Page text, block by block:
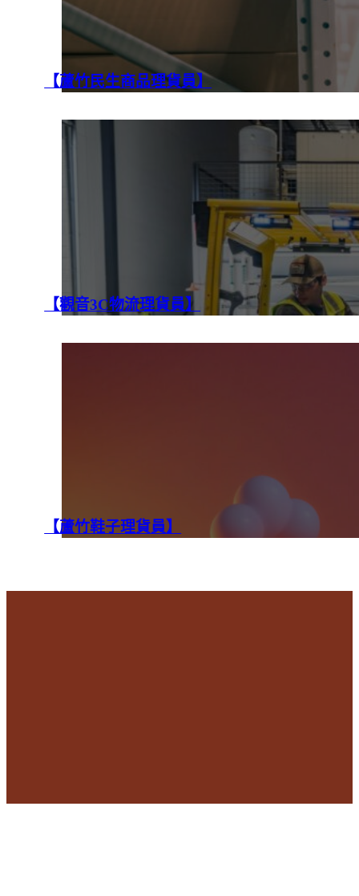
【蘆竹民生商品理貨員】
【觀音3C物流理貨員】
【蘆竹鞋子理貨員】